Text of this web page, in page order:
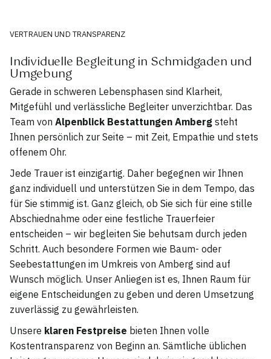
VERTRAUEN UND TRANSPARENZ
Individuelle Begleitung in Schmidgaden und
Umgebung
Gerade in schweren Lebensphasen sind Klarheit,
Mitgefühl und verlässliche Begleiter unverzichtbar. Das
Team von Alpenblick Bestattungen Amberg steht
Ihnen persönlich zur Seite – mit Zeit, Empathie und stets
offenem Ohr.
Jede Trauer ist einzigartig. Daher begegnen wir Ihnen
ganz individuell und unterstützen Sie in dem Tempo, das
für Sie stimmig ist. Ganz gleich, ob Sie sich für eine stille
Abschiednahme oder eine festliche Trauerfeier
entscheiden – wir begleiten Sie behutsam durch jeden
Schritt. Auch besondere Formen wie Baum- oder
Seebestattungen im Umkreis von Amberg sind auf
Wunsch möglich. Unser Anliegen ist es, Ihnen Raum für
eigene Entscheidungen zu geben und deren Umsetzung
zuverlässig zu gewährleisten.
Unsere klaren Festpreise bieten Ihnen volle
Kostentransparenz von Beginn an. Sämtliche üblichen